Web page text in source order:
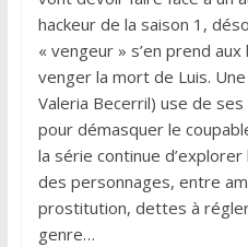
hackeur de la saison 1,
« vengeur » s’en prend
venger la mort de Luis.
Valeria Becerril) use de
pour démasquer le
la série continue d’explorer
des personnages, entre
prostitution, dettes à
genre…